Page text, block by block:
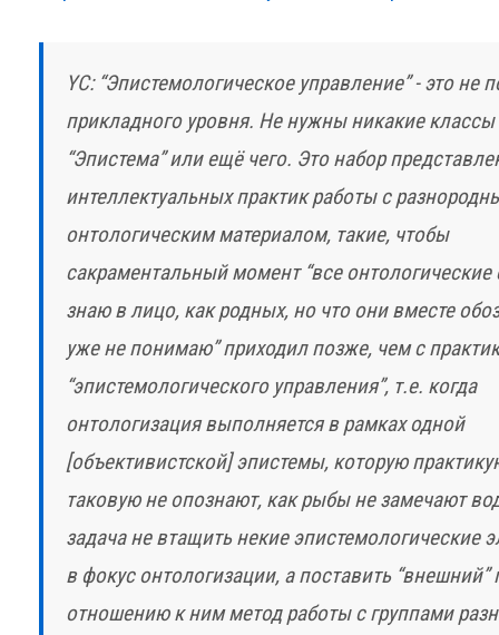
YC: “Эпистемологическое управление” - это не
прикладного уровня. Не нужны никакие классы
“Эпистема” или ещё чего. Это набор
интеллектуальных практик работы с
онтологическим материалом, такие, чтобы
сакраментальный момент “все
знаю в лицо, как родных, но что они вместе
уже не понимаю” приходил позже, чем с
“эпистемологического управления”, т.е. когда
онтологизация выполняется в рамках одной
[объективистской] эпистемы, которую
таковую не опознают, как рыбы не замечают
задача не втащить некие эпистемологические
в фокус онтологизации, а поставить “внешний”
отношению к ним метод работы с группами